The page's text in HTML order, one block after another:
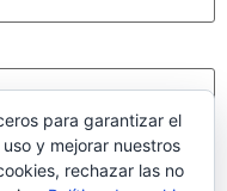
para garantizar el
y mejorar nuestros
rechazar las no